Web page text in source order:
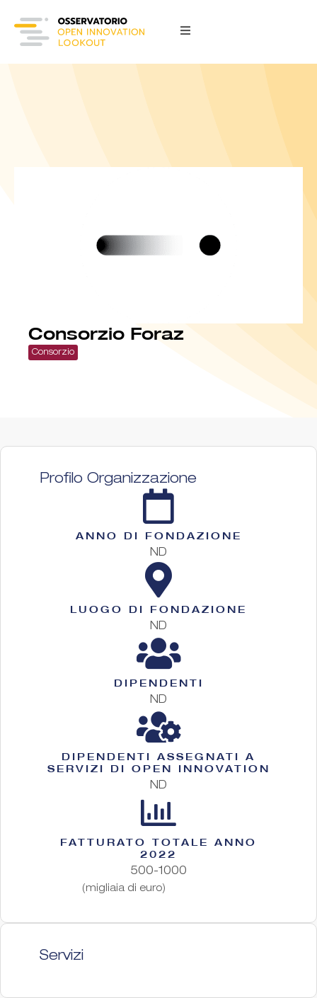
Consorzio Foraz
Consorzio
Profilo Organizzazione
ANNO DI FONDAZIONE
ND
LUOGO DI FONDAZIONE
ND
DIPENDENTI
ND
DIPENDENTI ASSEGNATI A
SERVIZI DI OPEN INNOVATION
ND
FATTURATO TOTALE ANNO
2022
500-1000
(migliaia di euro)
Servizi